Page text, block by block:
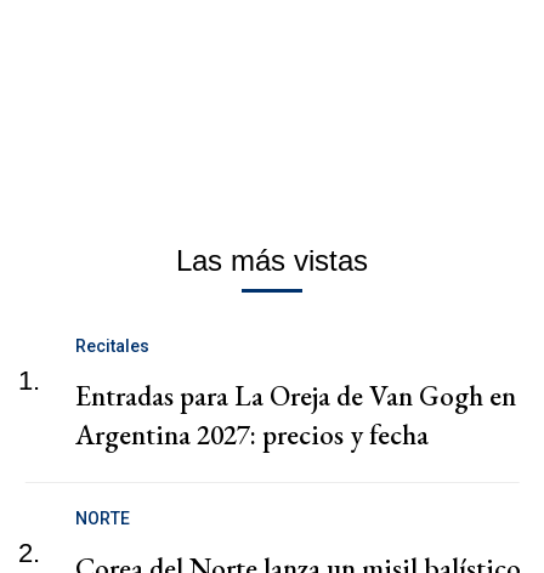
Las más vistas
1.
Recitales
Entradas para La Oreja de Van Gogh en
Argentina 2027: precios y fecha
2.
NORTE